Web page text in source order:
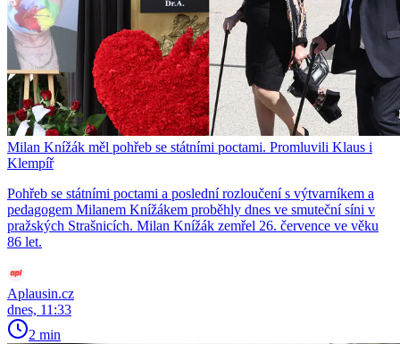
Milan Knížák měl pohřeb se státními poctami. Promluvili Klaus i
Klempíř
Pohřeb se státními poctami a poslední rozloučení s výtvarníkem a
pedagogem Milanem Knížákem proběhly dnes ve smuteční síni v
pražských Strašnicích. Milan Knížák zemřel 26. července ve věku
86 let.
Aplausin.cz
dnes, 11:33
2 min